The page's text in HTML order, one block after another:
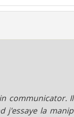
communicator. Il
j'essaye la manip